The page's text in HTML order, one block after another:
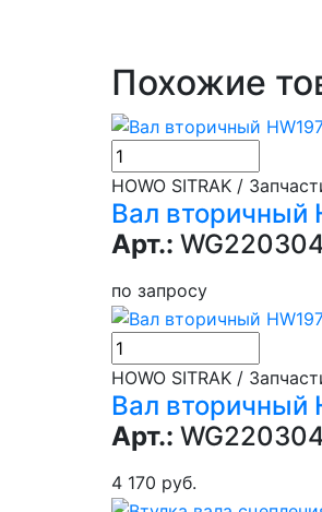
Похожие
HOWO SITRAK /
Вал вторичный
Арт.:
по запросу
HOWO SITRAK /
Вал вторичный
Арт.:
4 170 руб.